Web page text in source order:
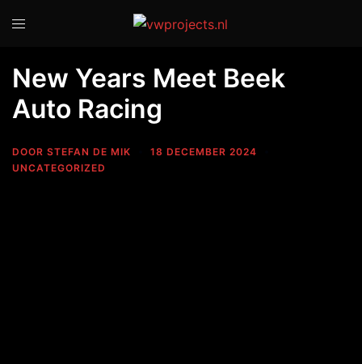
New Years Meet Beek
Auto Racing
DOOR STEFAN DE MIK
18 DECEMBER 2024
UNCATEGORIZED